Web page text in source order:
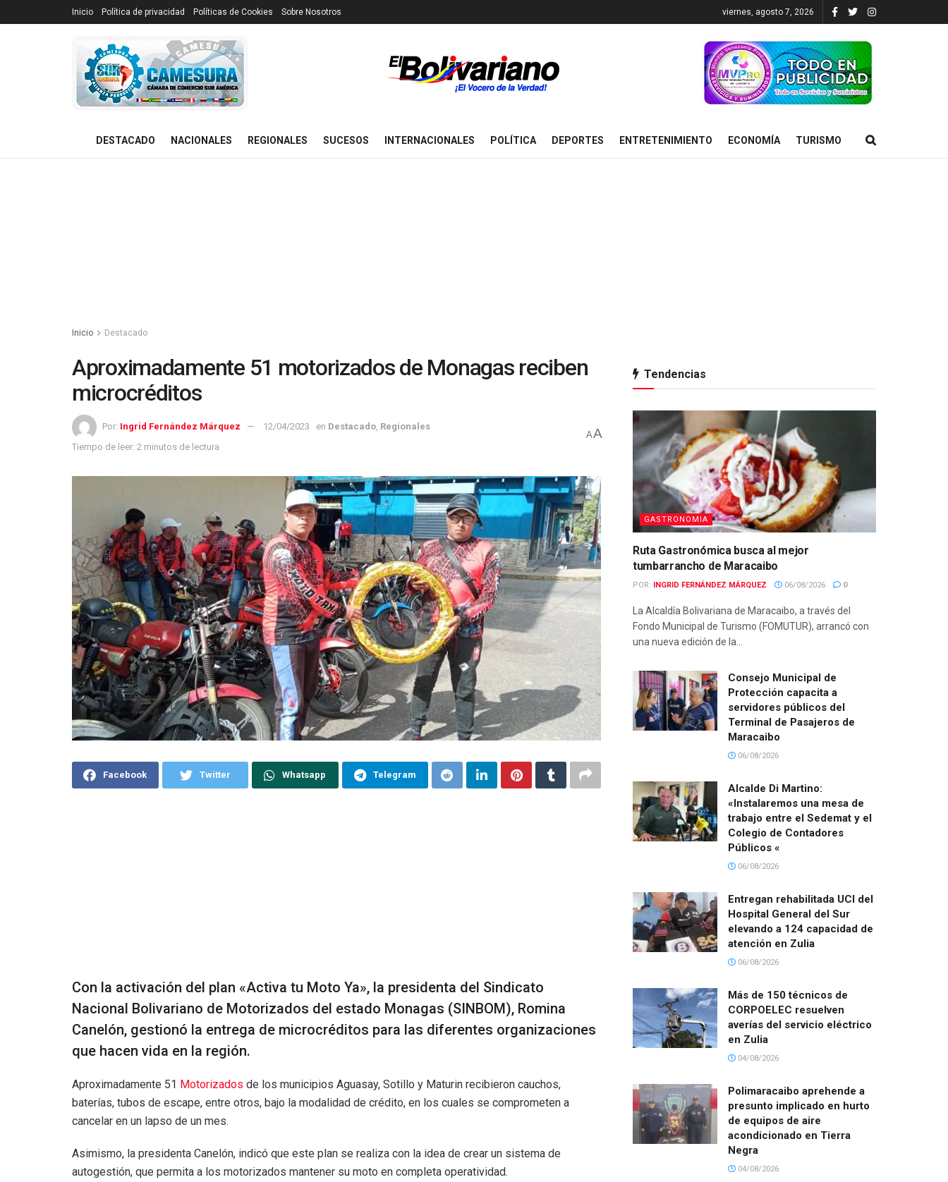
Inicio Política de privacidad Políticas de Cookies Sobre Nosotros viernes, agosto 7, 2026
DESTACADO NACIONALES REGIONALES SUCESOS INTERNACIONALES POLÍTICA DEPORTES ENTRETENIMIENTO ECONOMÍA TURISMO
Inicio Destacado
Aproximadamente 51 motorizados de Monagas reciben
microcréditos
Por: Ingrid Fernández Márquez 12/04/2023 en Destacado Regionales
Tiempo de leer: 2 minutos de lectura
AA
Facebook Twitter Whatsapp Telegram
Con la activación del plan «Activa tu Moto Ya», la presidenta del Sindicato
Nacional Bolivariano de Motorizados del estado Monagas (SINBOM), Romina
Canelón, gestionó la entrega de microcréditos para las diferentes organizaciones
que hacen vida en la región.
Aproximadamente 51 Motorizados de los municipios Aguasay, Sotillo y Maturin recibieron cauchos,
baterías, tubos de escape, entre otros, bajo la modalidad de crédito, en los cuales se comprometen a
cancelar en un lapso de un mes.
Asimismo, la presidenta Canelón, indicó que este plan se realiza con la idea de crear un sistema de
autogestión, que permita a los motorizados mantener su moto en completa operatividad.
Tendencias
GASTRONOMIA
Ruta Gastronómica busca al mejor
tumbarrancho de Maracaibo
POR: INGRID FERNÁNDEZ MÁRQUEZ 06/08/2026 0
La Alcaldía Bolivariana de Maracaibo, a través del
Fondo Municipal de Turismo (FOMUTUR), arrancó con
una nueva edición de la...
Consejo Municipal de
Protección capacita a
servidores públicos del
Terminal de Pasajeros de
Maracaibo
06/08/2026
Alcalde Di Martino:
«Instalaremos una mesa de
trabajo entre el Sedemat y el
Colegio de Contadores
Públicos «
06/08/2026
Entregan rehabilitada UCI del
Hospital General del Sur
elevando a 124 capacidad de
atención en Zulia
06/08/2026
Más de 150 técnicos de
CORPOELEC resuelven
averías del servicio eléctrico
en Zulia
04/08/2026
Polimaracaibo aprehende a
presunto implicado en hurto
de equipos de aire
acondicionado en Tierra
Negra
04/08/2026